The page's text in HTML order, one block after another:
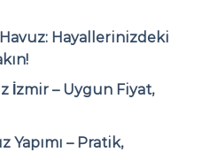
Hayallerinizdeki
İzmir – Uygun Fiyat,
Yapımı – Pratik,